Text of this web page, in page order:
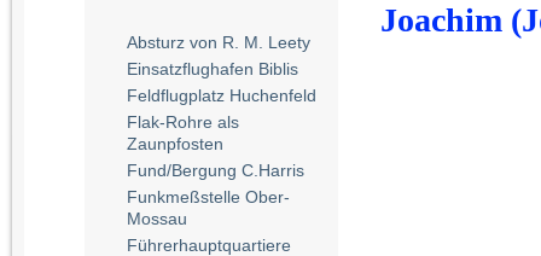
Absturz von R. M. Leety
Einsatzflughafen Biblis
Feldflugplatz Huchenfeld
Flak-Rohre als
Zaunpfosten
Fund/Bergung C.Harris
Funkmeßstelle Ober-
Mossau
Führerhauptquartiere
Joachim